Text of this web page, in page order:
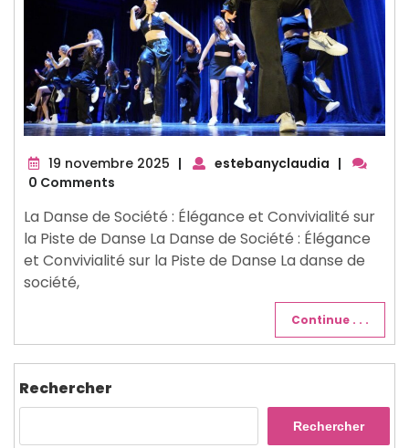
19 novembre 2025 19| estebanyclaudia |
0 Comments
La Danse de Société : Élégance et Convivialité sur
la Piste de Danse La Danse de Société : Élégance
et Convivialité sur la Piste de Danse La danse de
société,
Continue . . .
Rechercher
Rechercher